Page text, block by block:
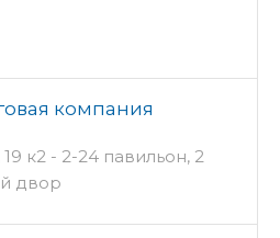
компания
к2 - 2-24 павильон, 2
двор